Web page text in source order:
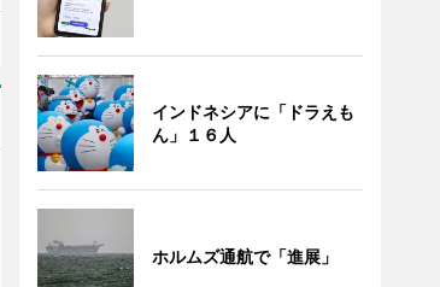
インドネシアに「ドラえも
ん」１６人
ホルムズ通航で「進展」